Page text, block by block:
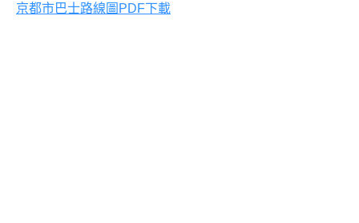
京都市巴士路線圖PDF下載